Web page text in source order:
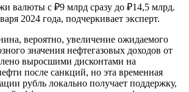
валюты с ₽9 млрд сразу до ₽14,5 млрд.
2024 года, подчеркивает эксперт.
вероятно, увеличение ожидаемого
значения нефтегазовых доходов от
выросшими дисконтами на
после санкций, но эта временная
рубль локально получает поддержку,